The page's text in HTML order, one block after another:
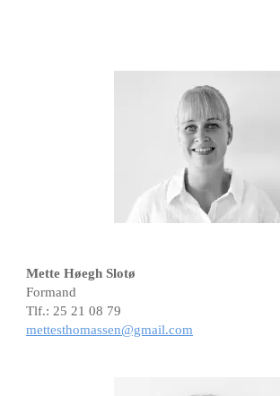
Mette Høegh Slotø
Formand
Tlf.: 25 21 08 79
mettesthomassen@gmail.com